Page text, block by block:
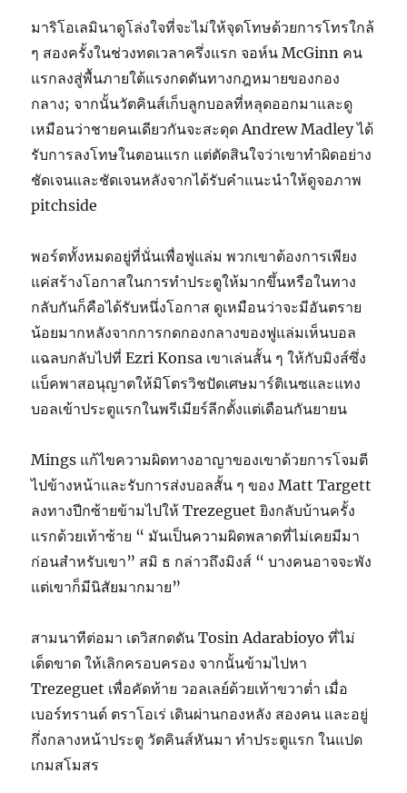
มาริโอเลมินาดูโล่งใจที่จะไม่ให้จุดโทษด้วยการโทรใกล้
ๆ สองครั้งในช่วงทดเวลาครึ่งแรก จอห์น McGinn คน
แรกลงสู่พื้นภายใต้แรงกดดันทางกฎหมายของกอง
กลาง; จากนั้นวัตคินส์เก็บลูกบอลที่หลุดออกมาและดู
เหมือนว่าชายคนเดียวกันจะสะดุด Andrew Madley ได้
รับการลงโทษในตอนแรก แต่ตัดสินใจว่าเขาทำผิดอย่าง
ชัดเจนและชัดเจนหลังจากได้รับคำแนะนำให้ดูจอภาพ
pitchside
พอร์ตทั้งหมดอยู่ที่นั่นเพื่อฟูแล่ม พวกเขาต้องการเพียง
แค่สร้างโอกาสในการทำประตูให้มากขึ้นหรือในทาง
กลับกันก็คือได้รับหนึ่งโอกาส ดูเหมือนว่าจะมีอันตราย
น้อยมากหลังจากการกดกองกลางของฟูแล่มเห็นบอล
แฉลบกลับไปที่ Ezri Konsa เขาเล่นสั้น ๆ ให้กับมิงส์ซึ่ง
แบ็คพาสอนุญาตให้มิโตรวิชปัดเศษมาร์ติเนซและแทง
บอลเข้าประตูแรกในพรีเมียร์ลีกตั้งแต่เดือนกันยายน
Mings แก้ไขความผิดทางอาญาของเขาด้วยการโจมตี
ไปข้างหน้าและรับการส่งบอลสั้น ๆ ของ Matt Targett
ลงทางปีกซ้ายข้ามไปให้ Trezeguet ยิงกลับบ้านครั้ง
แรกด้วยเท้าซ้าย “ มันเป็นความผิดพลาดที่ไม่เคยมีมา
ก่อนสำหรับเขา” สมิ ธ กล่าวถึงมิงส์ “ บางคนอาจจะพัง
แต่เขาก็มีนิสัยมากมาย”
สามนาทีต่อมา เดวิสกดดัน Tosin Adarabioyo ที่ไม่
เด็ดขาด ให้เลิกครอบครอง จากนั้นข้ามไปหา
Trezeguet เพื่อคัดท้าย วอลเลย์ด้วยเท้าขวาต่ำ เมื่อ
เบอร์ทรานด์ ตราโอเร่ เดินผ่านกองหลัง สองคน และอยู่
กึ่งกลางหน้าประตู วัตคินส์หันมา ทำประตูแรก ในแปด
เกมสโมสร